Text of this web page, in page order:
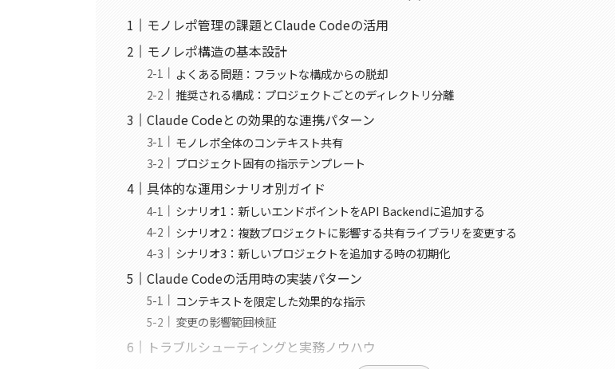
モノレポ管理の課題とClaude Codeの活用
モノレポ構造の基本設計
よくある問題：フラットな構成からの脱却
推奨される構成：プロジェクトごとのディレクトリ分離
Claude Codeとの効果的な連携パターン
モノレポ全体のコンテキスト共有
プロジェクト固有の指示テンプレート
具体的な運用シナリオ別ガイド
シナリオ1：新しいエンドポイントをAPI Backendに追加する
シナリオ2：複数プロジェクトに影響する共有ライブラリを変更する
シナリオ3：新しいプロジェクトを追加する時の初期化
Claude Codeの活用時の実装パターン
コンテキストを限定した効果的な指示
変更の影響範囲検証
トラブルシューティングと実務ノウハウ